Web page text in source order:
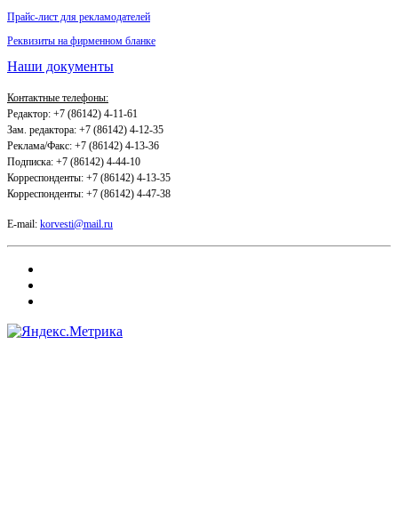
Прайс-лист для рекламодателей
Реквизиты на фирменном бланке
Наши документы
Контактные телефоны:
Редактор: +7 (86142) 4-11-61
Зам. редактора: +7 (86142) 4-12-35
Реклама/Факс: +7 (86142) 4-13-36
Подписка: +7 (86142) 4-44-10
Корреспонденты: +7 (86142) 4-13-35
Корреспонденты: +7 (86142) 4-47-38
E-mail: korvesti@mail.ru